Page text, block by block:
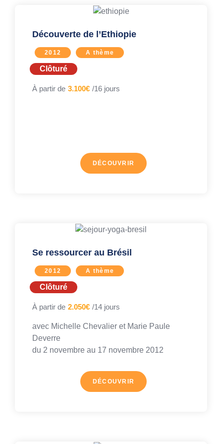
Découverte de l’Ethiopie
2012 A thème
Clôturé
À partir de 3.100€ /16 jours
DÉCOUVRIR
Se ressourcer au Brésil
2012 A thème
Clôturé
À partir de 2.050€ /14 jours
avec Michelle Chevalier et Marie Paule
Deverre
du 2 novembre au 17 novembre 2012
DÉCOUVRIR